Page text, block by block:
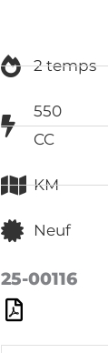
2 temps
550
CC
KM
Neuf
25-00116